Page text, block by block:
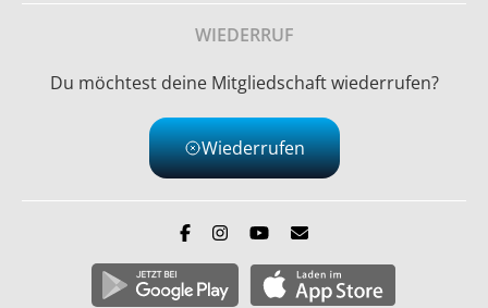
WIEDERRUF
Du möchtest deine Mitgliedschaft wiederrufen?
Wiederrufen